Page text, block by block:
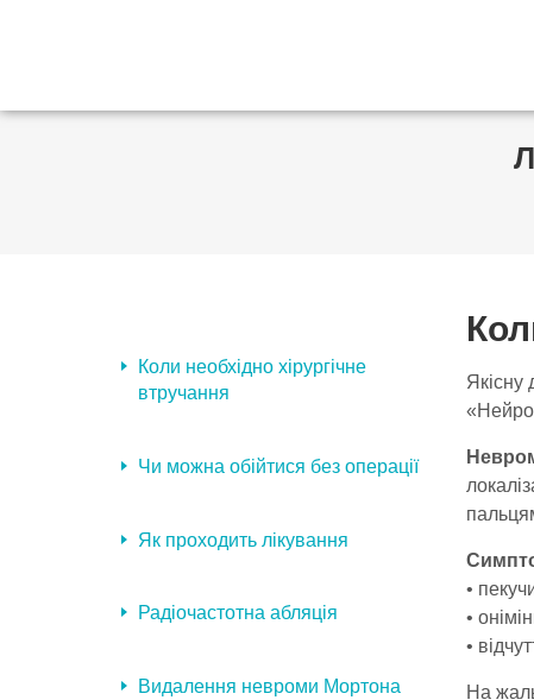
Якісну
•
•
•
На
Коли необхідно хірургічне
втручання
Чи можна обійтися без операції
Як проходить лікування
Радіочастотна абляція
Видалення невроми Мортона